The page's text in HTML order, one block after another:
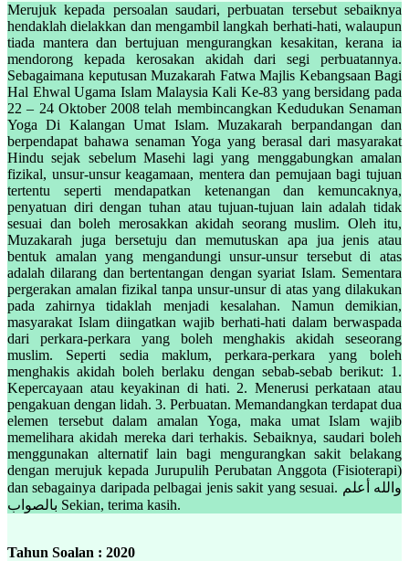
Merujuk kepada persoalan saudari, perbuatan tersebut sebaiknya
hendaklah dielakkan dan mengambil langkah berhati-hati, walaupun
tiada mantera dan bertujuan mengurangkan kesakitan, kerana ia
mendorong kepada kerosakan akidah dari segi perbuatannya.
Sebagaimana keputusan Muzakarah Fatwa Majlis Kebangsaan Bagi
Hal Ehwal Ugama Islam Malaysia Kali Ke-83 yang bersidang pada
22 – 24 Oktober 2008 telah membincangkan Kedudukan Senaman
Yoga Di Kalangan Umat Islam. Muzakarah berpandangan dan
berpendapat bahawa senaman Yoga yang berasal dari masyarakat
Hindu sejak sebelum Masehi lagi yang menggabungkan amalan
fizikal, unsur-unsur keagamaan, mentera dan pemujaan bagi tujuan
tertentu seperti mendapatkan ketenangan dan kemuncaknya,
penyatuan diri dengan tuhan atau tujuan-tujuan lain adalah tidak
sesuai dan boleh merosakkan akidah seorang muslim. Oleh itu,
Muzakarah juga bersetuju dan memutuskan apa jua jenis atau
bentuk amalan yang mengandungi unsur-unsur tersebut di atas
adalah dilarang dan bertentangan dengan syariat Islam. Sementara
pergerakan amalan fizikal tanpa unsur-unsur di atas yang dilakukan
pada zahirnya tidaklah menjadi kesalahan. Namun demikian,
masyarakat Islam diingatkan wajib berhati-hati dalam berwaspada
dari perkara-perkara yang boleh menghakis akidah seseorang
muslim. Seperti sedia maklum, perkara-perkara yang boleh
menghakis akidah boleh berlaku dengan sebab-sebab berikut: 1.
Kepercayaan atau keyakinan di hati. 2. Menerusi perkataan atau
pengakuan dengan lidah. 3. Perbuatan. Memandangkan terdapat dua
elemen tersebut dalam amalan Yoga, maka umat Islam wajib
memelihara akidah mereka dari terhakis. Sebaiknya, saudari boleh
menggunakan alternatif lain bagi mengurangkan sakit belakang
dengan merujuk kepada Jurupulih Perubatan Anggota (Fisioterapi)
dan sebagainya daripada pelbagai jenis sakit yang sesuai. والله أعلم
بالصواب Sekian, terima kasih.
Tahun Soalan : 2020